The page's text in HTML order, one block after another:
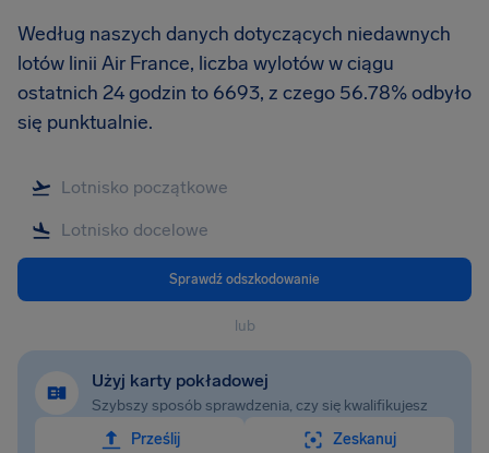
Według naszych danych dotyczących niedawnych
lotów linii Air France, liczba wylotów w ciągu
ostatnich 24 godzin to 6693, z czego 56.78% odbyło
się punktualnie.
Sprawdź odszkodowanie
lub
Użyj karty pokładowej
Szybszy sposób sprawdzenia, czy się kwalifikujesz
Prześlij
Zeskanuj